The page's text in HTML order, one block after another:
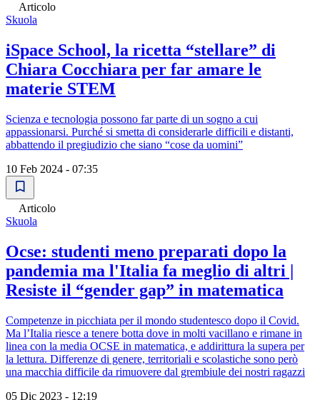
Articolo
Skuola
iSpace School, la ricetta “stellare” di
Chiara Cocchiara per far amare le
materie STEM
Scienza e tecnologia possono far parte di un sogno a cui
appassionarsi. Purché si smetta di considerarle difficili e distanti,
abbattendo il pregiudizio che siano “cose da uomini”
10 Feb 2024 - 07:35
Articolo
Skuola
Ocse: studenti meno preparati dopo la
pandemia ma l'Italia fa meglio di altri |
Resiste il “gender gap” in matematica
Competenze in picchiata per il mondo studentesco dopo il Covid.
Ma l’Italia riesce a tenere botta dove in molti vacillano e rimane in
linea con la media OCSE in matematica, e addirittura la supera per
la lettura. Differenze di genere, territoriali e scolastiche sono però
una macchia difficile da rimuovere dal grembiule dei nostri ragazzi
05 Dic 2023 - 12:19